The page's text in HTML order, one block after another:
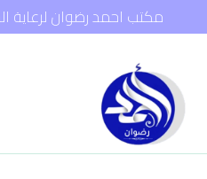
مكتب احمد رضوان لرعاية